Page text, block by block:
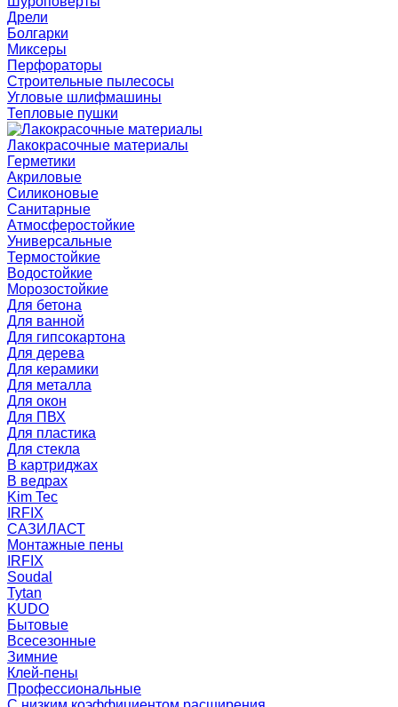
Дрели
Болгарки
Миксеры
Перфораторы
Строительные пылесосы
Угловые шлифмашины
Тепловые пушки
Лакокрасочные материалы
Герметики
Акриловые
Силиконовые
Санитарные
Атмосферостойкие
Универсальные
Термостойкие
Водостойкие
Морозостойкие
Для бетона
Для ванной
Для гипсокартона
Для дерева
Для керамики
Для металла
Для окон
Для ПВХ
Для пластика
Для стекла
В картриджах
В ведрах
Kim Tec
IRFIX
САЗИЛАСТ
Монтажные пены
IRFIX
Soudal
Tytan
KUDO
Бытовые
Всесезонные
Зимние
Клей-пены
Профессиональные